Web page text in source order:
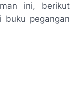
ini, berikut
buku pegangan